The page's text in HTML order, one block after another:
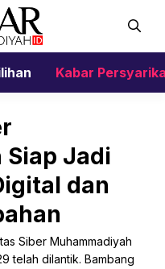
Kabar
Siap Jadi
dan
Siber Muhammadiyah
telah dilantik. Bambang